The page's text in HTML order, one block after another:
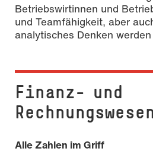
Betriebswirtinnen und
und Teamfähigkeit, aber
analytisches Denken
Finanz- und
Rechnungswesen
Alle Zahlen im Griff